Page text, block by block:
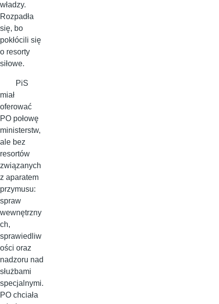
władzy.
Rozpadła
się, bo
pokłócili się
o resorty
siłowe.
PiS
miał
oferować
PO połowę
ministerstw,
ale bez
resortów
związanych
z aparatem
przymusu:
spraw
wewnętrzny
ch,
sprawiedliw
ości oraz
nadzoru nad
służbami
specjalnymi.
PO chciała